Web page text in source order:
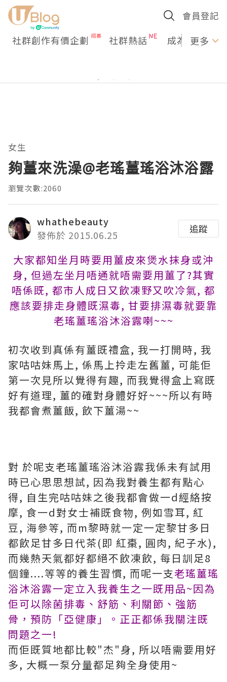
會員登記
社群創作有價企劃 社群熱話 成為U更多
女生
夠薑來洗澡@老瑤薑瑤浴沐浴露
瀏覽次數:2060
whathebeauty
發佈於 2015.06.25
追蹤
大家都知坐月時要用薑皮來煲水抹身或沖
身, 但過左坐月唔通就唔需要用薑了?其實
唔係既, 都市人成日又飲凍野又吹冷氣, 都
應該要排走身體既濕毒, 甘要排濕毒就要靠
老瑤薑瑤浴沐浴露喇~~~
初次收到真係有薑既禮盒, 我一打開時, 我
家咕咕妹馬上, 係馬上拎走左舊薑, 可能佢
第一次見所以覺得有趣, 而我覺得盒上寫既
好有道理, 薑的確對身體好好~~~所以有時
我都會煮薑飯, 飲下薑湯~~
對 於呢支老瑤薑瑤浴沐浴露我係未有試用
時已心思思想試, 因為我對養生都有點心
得, 自生完咕咕妹之後我都會做一d經絡按
摩, 食一d對女士補既食物, 例如雪耳, 紅
豆, 海參等, 而m黎時就一定一定黎甘多日
都飲足甘多日代茶(即 紅棗, 圓肉, 紀子水),
而幾熱天氣都好都絕不飲凍飲, 每日訓足8
個鐘....等等的養生習慣, 而呢一支老瑤薑瑤
浴沐浴露一定立入我養生之一既用品~因為
佢可以除菌排毒、舒筋、利關節、強筋
骨，預防「亞健康」。正正都係我關注既
問題之一!
而佢既質地都比較"杰"身, 所以唔需要用好
多, 大概一泵分量都足夠全身使用~